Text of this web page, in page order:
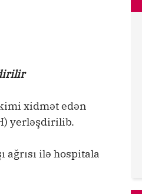
xidmət edən
yerləşdirilib.
ilə hospitala